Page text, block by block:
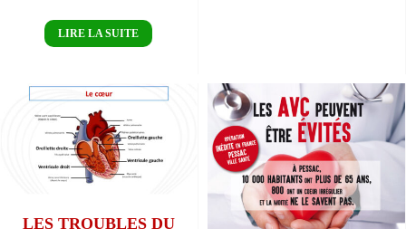
LIRE LA SUITE
Les troubles
du rythme
cardiaque
LES TROUBLES DU
Les
Arythmies